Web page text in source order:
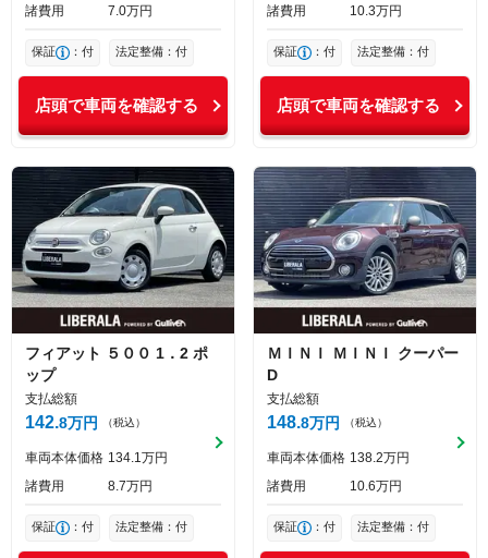
諸費用
7 0万円
保証 ：付 法定整備：付
店頭で車両を確認する
諸費用
10 3万円
保証 ：付 法定整備：付
店頭で車両を確認する
フィアット ５００ 1．2 ポ
ップ
支払総額
142 8万円 （税込）
車両本体価格 134 1万円
諸費用
8 7万円
保証 ：付 法定整備：付
ＭＩＮＩ ＭＩＮＩ
クーパー
D
支払総額
148 8万円 （税込）
車両本体価格 138 2万円
諸費用
10 6万円
保証 ：付 法定整備：付